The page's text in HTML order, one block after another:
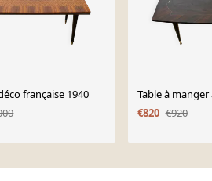
française 1940
Table à
€820 €920